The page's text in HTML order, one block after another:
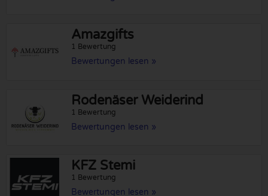
Amazgifts
1 Bewertung
Bewertungen lesen »
Rodenäser Weiderind
1 Bewertung
Bewertungen lesen »
KFZ Stemi
1 Bewertung
Bewertungen lesen »